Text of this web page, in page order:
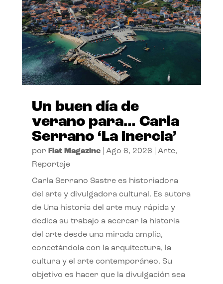
Un buen día de
verano para… Carla
Serrano ‘La inercia’
por Flat Magazine| Ago 6, 2026 Arte,
Reportaje
Carla Serrano Sastre es historiadora
del arte y divulgadora cultural. Es autora
de Una historia del arte muy rápida y
dedica su trabajo a acercar la historia
del arte desde una mirada amplia,
conectándola con la arquitectura, la
cultura y el arte contemporáneo. Su
objetivo es hacer que la divulgación sea